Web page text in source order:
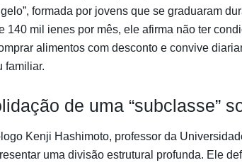
formada por jovens que se graduaram
140 mil ienes por mês, ele afirma não ter
alimentos com desconto e convive
familiar.
de uma “subclasse”
Kenji Hashimoto, professor da
uma divisão estrutural profunda. Ele